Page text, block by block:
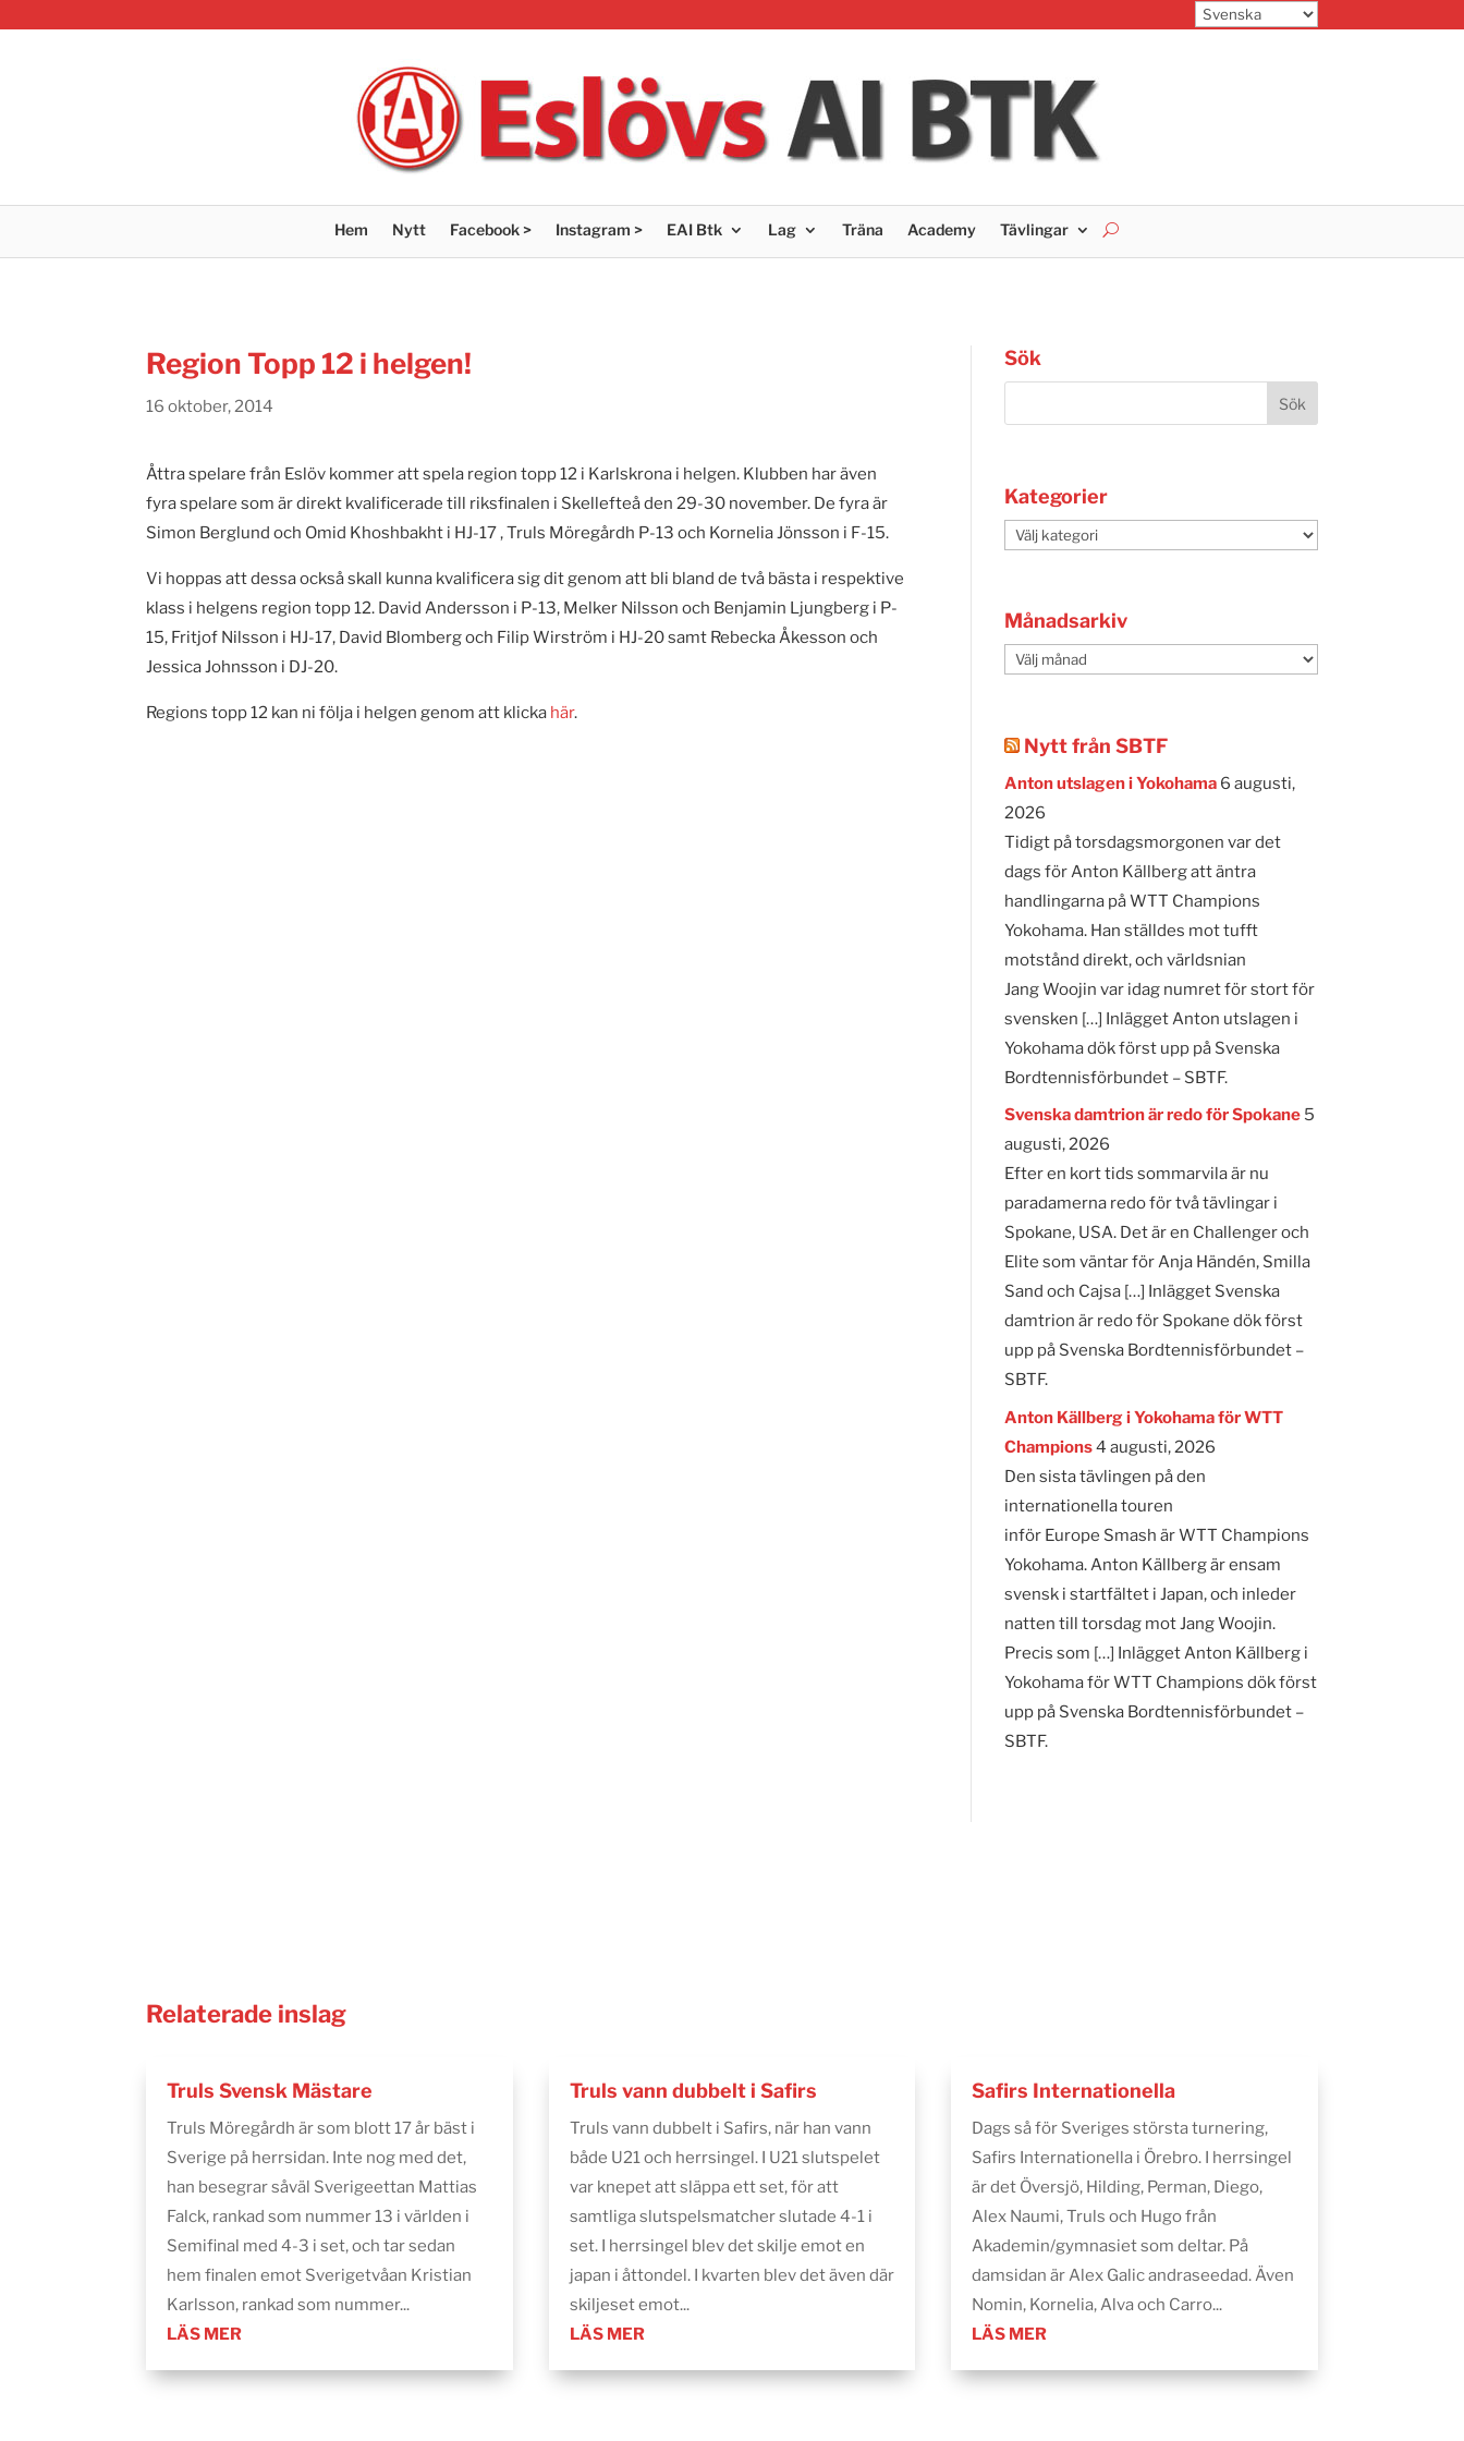
Hem Nytt Facebook > Instagram > EAI Btk Lag Träna Academy Tävlingar
Region Topp 12 i helgen!
16 oktober, 2014
Åttra spelare från Eslöv kommer att spela region topp 12 i Karlskrona i helgen. Klubben har även
fyra spelare som är direkt kvalificerade till riksfinalen i Skellefteå den 29-30 november. De fyra är
Simon Berglund och Omid Khoshbakht i HJ-17 , Truls Möregårdh P-13 och Kornelia Jönsson i F-15.
Vi hoppas att dessa också skall kunna kvalificera sig dit genom att bli bland de två bästa i respektive
klass i helgens region topp 12. David Andersson i P-13, Melker Nilsson och Benjamin Ljungberg i P-
15, Fritjof Nilsson i HJ-17, David Blomberg och Filip Wirström i HJ-20 samt Rebecka Åkesson och
Jessica Johnsson i DJ-20.
Regions topp 12 kan ni följa i helgen genom att klicka här.
Sök
Kategorier
Kategorier
Månadsarkiv
Månadsarkiv
Nytt från SBTF
Anton utslagen i Yokohama 6 augusti,
2026
Tidigt på torsdagsmorgonen var det
dags för Anton Källberg att äntra
handlingarna på WTT Champions
Yokohama. Han ställdes mot tufft
motstånd direkt, och världsnian
Jang Woojin var idag numret för stort för
svensken […] Inlägget Anton utslagen i
Yokohama dök först upp på Svenska
Bordtennisförbundet – SBTF.
Svenska damtrion är redo för Spokane 5
augusti, 2026
Efter en kort tids sommarvila är nu
paradamerna redo för två tävlingar i
Spokane, USA. Det är en Challenger och
Elite som väntar för Anja Händén, Smilla
Sand och Cajsa […] Inlägget Svenska
damtrion är redo för Spokane dök först
upp på Svenska Bordtennisförbundet –
SBTF.
Anton Källberg i Yokohama för WTT
Champions4 augusti, 2026
Den sista tävlingen på den
internationella touren
inför Europe Smash är WTT Champions
Yokohama. Anton Källberg är ensam
svensk i startfältet i Japan, och inleder
natten till torsdag mot Jang Woojin.
Precis som […] Inlägget Anton Källberg i
Yokohama för WTT Champions dök först
upp på Svenska Bordtennisförbundet –
SBTF.
Relaterade inslag
Truls Svensk Mästare
Truls Möregårdh är som blott 17 år bäst i
Sverige på herrsidan. Inte nog med det,
han besegrar såväl Sverigeettan Mattias
Falck, rankad som nummer 13 i världen i
Semifinal med 4-3 i set, och tar sedan
hem finalen emot Sverigetvåan Kristian
Karlsson, rankad som nummer...
LÄS MER
Truls vann dubbelt i Safirs
Truls vann dubbelt i Safirs, när han vann
både U21 och herrsingel. I U21 slutspelet
var knepet att släppa ett set, för att
samtliga slutspelsmatcher slutade 4-1 i
set. I herrsingel blev det skilje emot en
japan i åttondel. I kvarten blev det även där
skiljeset emot...
LÄS MER
Safirs Internationella
Dags så för Sveriges största turnering,
Safirs Internationella i Örebro. I herrsingel
är det Översjö, Hilding, Perman, Diego,
Alex Naumi, Truls och Hugo från
Akademin/gymnasiet som deltar. På
damsidan är Alex Galic andraseedad. Även
Nomin, Kornelia, Alva och Carro...
LÄS MER